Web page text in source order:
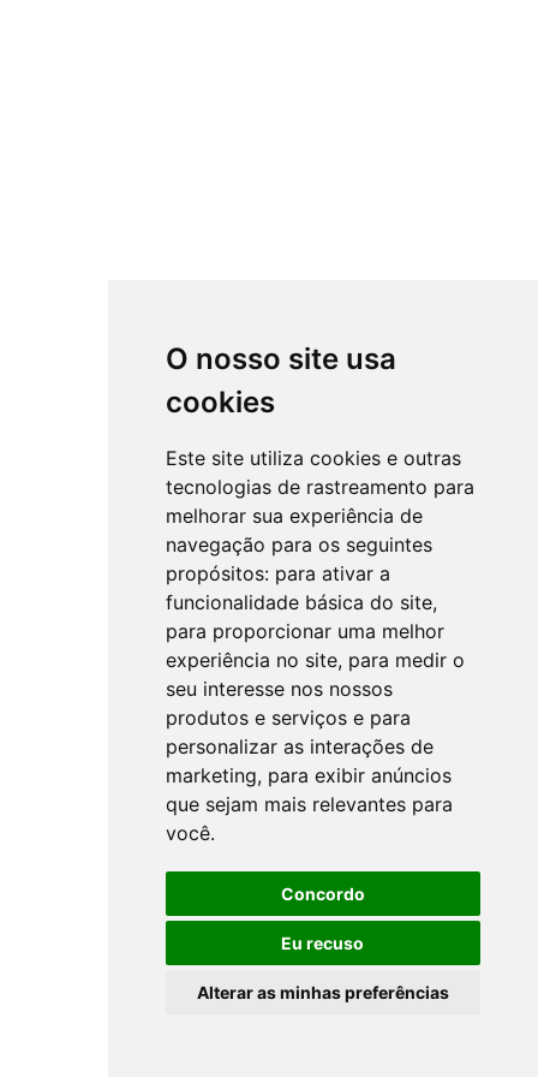
O nosso site usa
cookies
Este site utiliza cookies e outras
tecnologias de rastreamento para
melhorar sua experiência de
navegação para os seguintes
propósitos: para ativar a
funcionalidade básica do site,
para proporcionar uma melhor
experiência no site, para medir o
seu interesse nos nossos
produtos e serviços e para
personalizar as interações de
marketing, para exibir anúncios
que sejam mais relevantes para
você.
Concordo
Eu recuso
Alterar as minhas preferências